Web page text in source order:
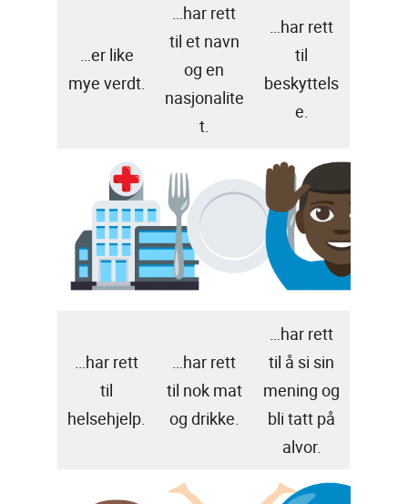
…er like
mye verdt.
…har rett
til et navn
og en
nasjonalite
t.
…har rett
til
beskyttels
e.
…har rett
til
helsehjelp.
…har rett
til nok mat
og drikke.
…har rett
til å si sin
mening og
bli tatt på
alvor.